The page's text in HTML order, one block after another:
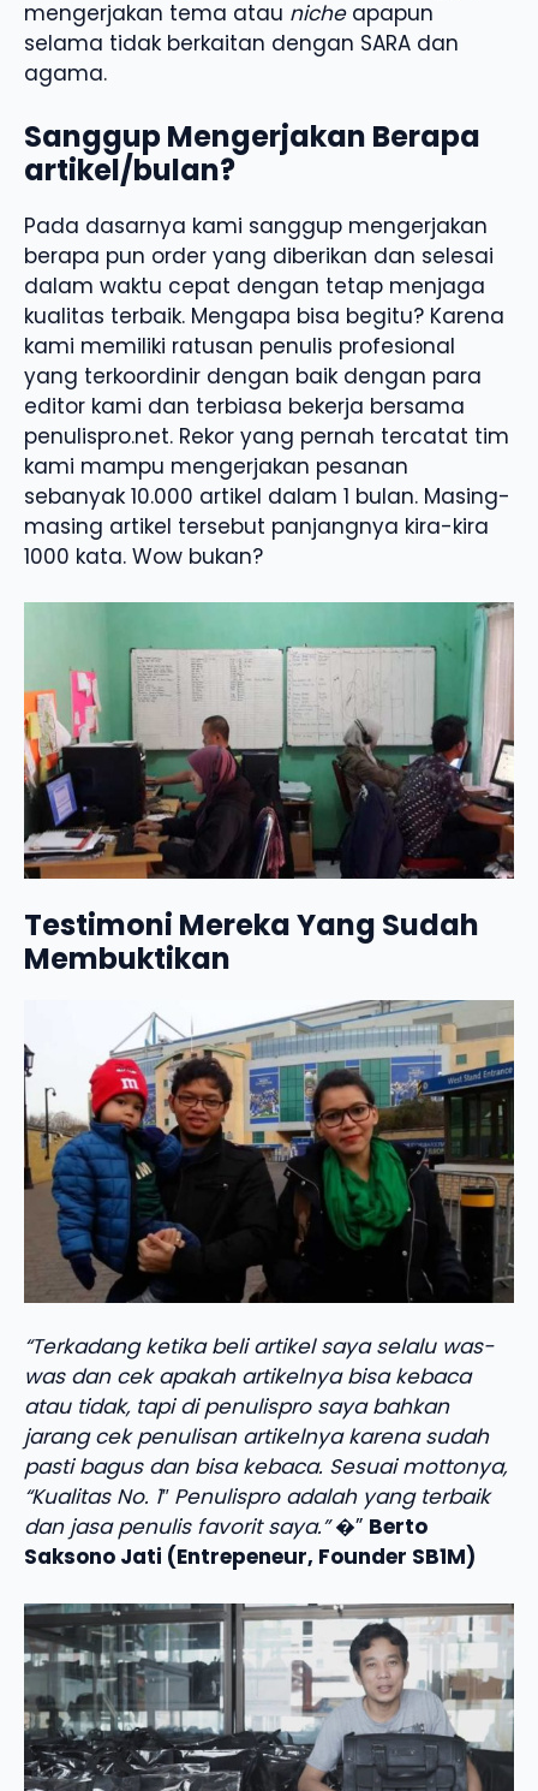
mengerjakan tema atau nicheapapun
selama tidak berkaitan dengan SARA dan
agama.
Sanggup Mengerjakan Berapa
artikel/bulan?
Pada dasarnya kami sanggup mengerjakan
berapa pun order yang diberikan dan selesai
dalam waktu cepat dengan tetap menjaga
kualitas terbaik. Mengapa bisa begitu? Karena
kami memiliki ratusan penulis profesional
yang terkoordinir dengan baik dengan para
editor kami dan terbiasa bekerja bersama
penulispro.net. Rekor yang pernah tercatat tim
kami mampu mengerjakan pesanan
sebanyak 10.000 artikel dalam 1 bulan. Masing-
masing artikel tersebut panjangnya kira-kira
1000 kata. Wow bukan?
Testimoni Mereka Yang Sudah
Membuktikan
“Terkadang ketika beli artikel saya selalu was-
was dan cek apakah artikelnya bisa kebaca
atau tidak, tapi di penulispro saya bahkan
jarang cek penulisan artikelnya karena sudah
pasti bagus dan bisa kebaca. Sesuai mottonya,
“Kualitas No. 1″ Penulispro adalah yang terbaik
dan jasa penulis favorit saya.”�” Berto
Saksono Jati (Entrepeneur, Founder SB1M)